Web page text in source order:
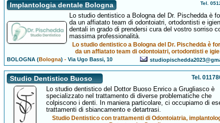
Implantologia dentale Bologna Tel.
Lo studio dentistico a Bologna del Dr. Pischedda è
da un affiatato team di odontoiatri, ortodontisti e
dentali in grado di prendersi cura del vostro sorriso
massima professionalità.
Lo studio dentistico a Bologna del Dr. Pischedda è
da un affiatato team di odontoiatri, ortodontisti e
BOLOGNA (Bologna) -Via Ugo Bassi, 10
Studio Dentistico Buoso Tel.
Lo studio dentistico del Dottor Buoso Enrico a Grugliasco è
specializzato nel trattamento di diverse problematiche che
colpiscono i denti. In maniera particolare, ci occupiamo di
trattamenti di sbiancamento e detartrasi.
Studio Dentistico con trattamenti di Odontoiatria,